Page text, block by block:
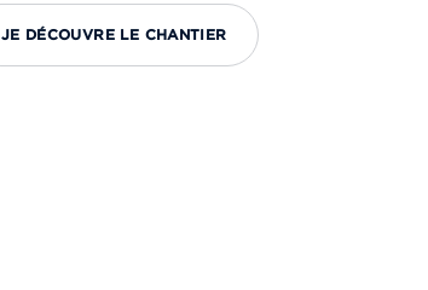
JE DÉCOUVRE LE CHANTIER